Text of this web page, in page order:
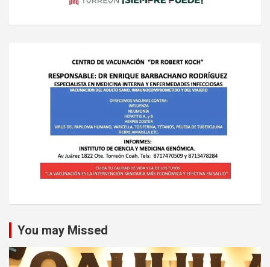
You may Missed